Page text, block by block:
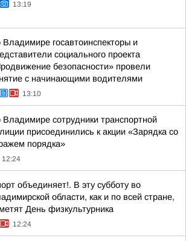
13:19
Владимире госавтоинспекторы и
социального проекта
безопасности» провели
с начинающими водителями
13:10
Владимире сотрудники транспортной
присоединились к акции «Зарядка со
порядка»
12:24
объединяет!. В эту субботу во
области, как и по всей стране,
День физкультурника
12:24